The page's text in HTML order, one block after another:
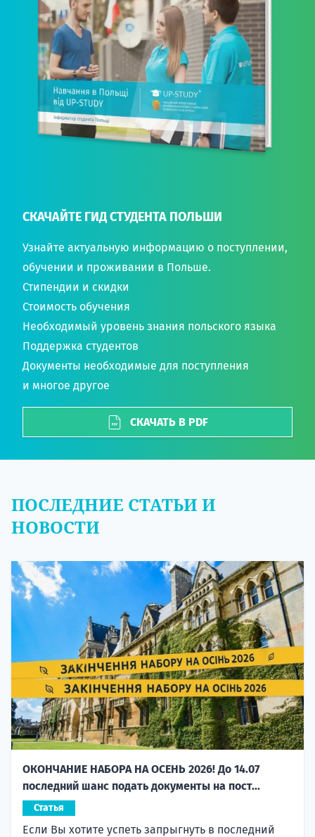
СКАЧАЙТЕ ГИД СТУДЕНТА ПОЛЬШИ
Узнайте актуальную информацию о поступлении,
обучении и проживании в Польше.
Стипендии и скидки
Стоимость обучения
Необходимый уровень знания польского языка
Поддержка студентов
Документы необходимые для поступления
и многое другое
СКАЧАТЬ В PDF
ПОСЛЕДНИЕ СТАТЬИ И
НОВОСТИ
ОКОНЧАНИЕ НАБОРА НА ОСЕНЬ 2026! До 14.07
последний шанс подать документы на пост...
Статья
Если Вы хотите успеть запрыгнуть в последний